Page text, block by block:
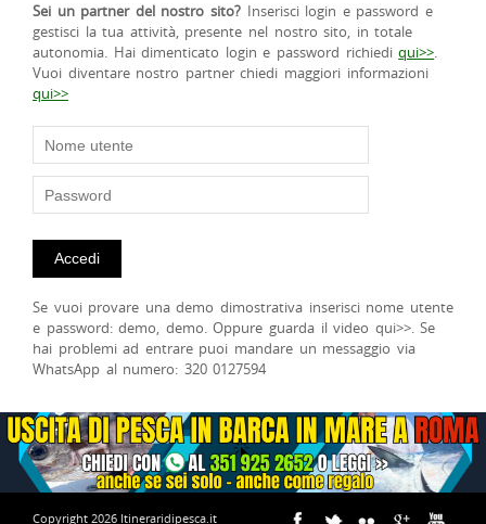
Sei un partner del nostro sito? Inserisci login e password e
gestisci la tua attività, presente nel nostro sito, in totale
autonomia. Hai dimenticato login e password richiediqui>>.
Vuoi diventare nostro partner chiedi maggiori informazioni
qui>>
Se vuoi provare una demo dimostrativa inserisci nome utente
e password: demo, demo. Oppure guarda il video qui>>. Se
hai problemi ad entrare puoi mandare un messaggio via
WhatsApp al numero: 320 0127594
Copyright 2026 Itineraridipesca.it